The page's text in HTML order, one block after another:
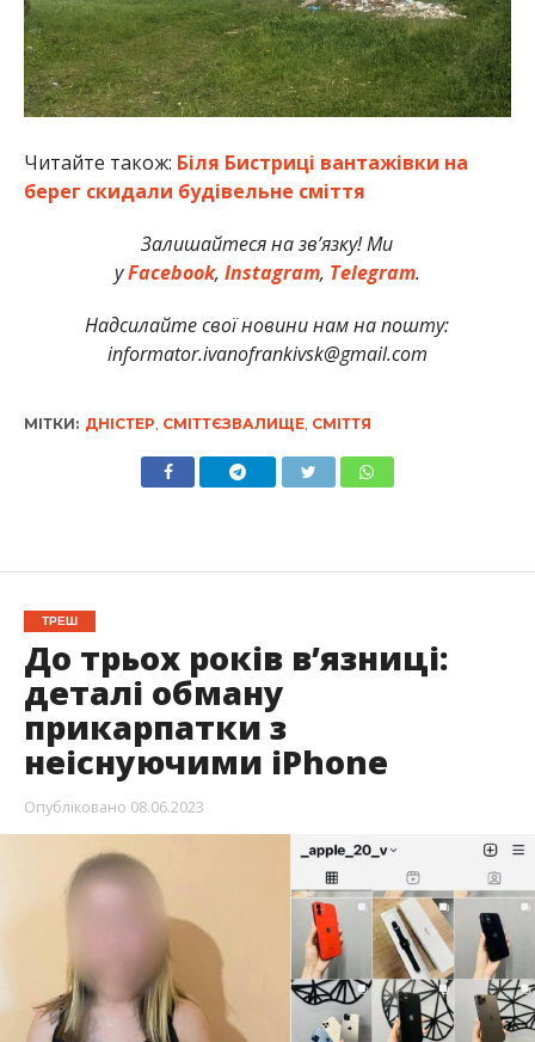
Читайте також: Біля Бистриці вантажівки на
берег скидали будівельне сміття
Залишайтеся на зв’язку! Ми
уFacebook, Instagram, Telegram.
Надсилайте свої новини нам на пошту:
informator.ivanofrankivsk@gmail.com
МІТКИ: ДНІСТЕР СМІТТЄЗВАЛИЩЕ, СМІТТЯ
ТРЕШ
До трьох років в’язниці:
деталі обману
прикарпатки з
неіснуючими iPhone
Опубліковано 08.06.2023